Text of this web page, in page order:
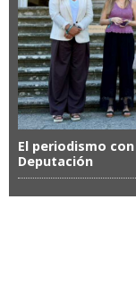
El periodismo
Deputación